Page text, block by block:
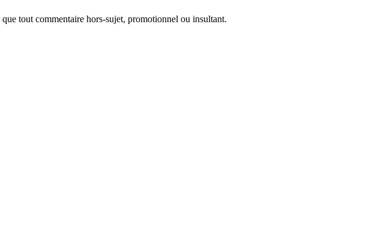
tout commentaire hors-sujet, promotionnel ou insultant.